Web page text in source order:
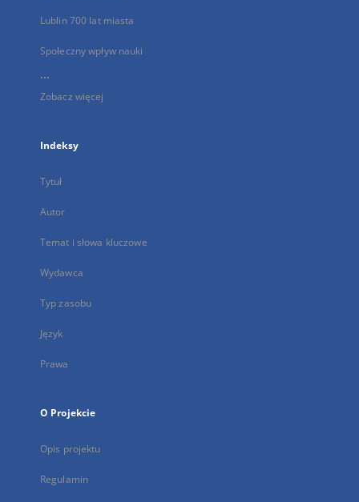
Lublin 700 lat miasta
Społeczny wpływ nauki
...
Zobacz więcej
Indeksy
Tytuł
Autor
Temat i słowa kluczowe
Wydawca
Typ zasobu
Język
Prawa
O Projekcie
Opis projektu
Regulamin